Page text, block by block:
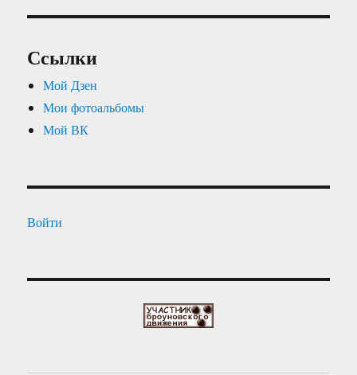
Ссылки
Мой Дзен
Мои фотоальбомы
Мой ВК
Войти